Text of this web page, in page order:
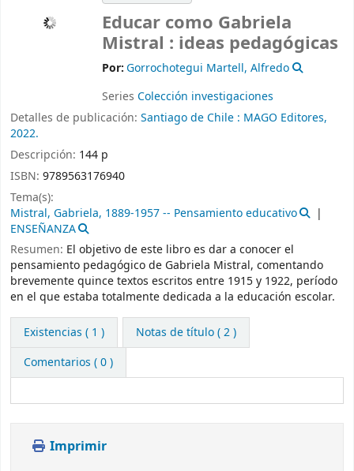
Educar como Gabriela
Mistral : ideas pedagógicas
Por:Gorrochotegui Martell, Alfredo
Series Colección investigaciones
Detalles de publicación: Santiago de Chile : MAGO Editores,
2022.
Descripción: 144 p
ISBN: 9789563176940
Tema(s):
Mistral, Gabriela, 1889-1957 -- Pensamiento educativo
ENSEÑANZA
Resumen: El objetivo de este libro es dar a conocer el
pensamiento pedagógico de Gabriela Mistral, comentando
brevemente quince textos escritos entre 1915 y 1922, período
en el que estaba totalmente dedicada a la educación escolar.
Existencias ( 1 )
Notas de título ( 2 )
Comentarios ( 0 )
Imprimir